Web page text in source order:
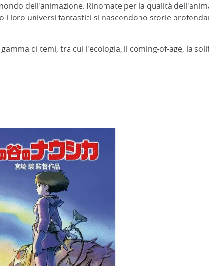
dell'animazione. Rinomate per la qualità
i loro universi fantastici si nascondono storie
di temi, tra cui l'ecologia, il coming-of-age, la